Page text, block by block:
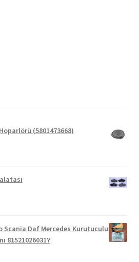
(5801473668)
Scania Daf Mercedes Kurutuculu
81521026031Y